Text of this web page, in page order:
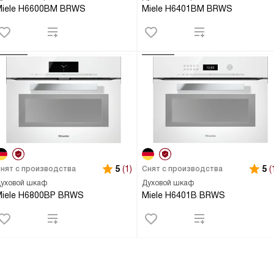
H6600BM BRWS Miele H6401BM BRWS
шкаф
H6800BP BRWS
с производства 5 (1)
Духовой шкаф
Miele H6401B BRWS
Снят с производства 5